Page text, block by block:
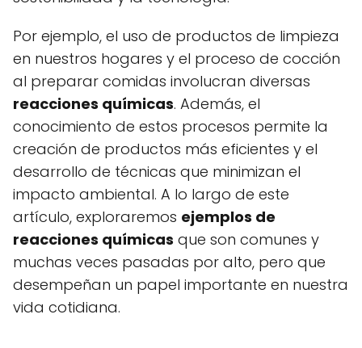
Por ejemplo, el uso de productos de limpieza
en nuestros hogares y el proceso de cocción
al preparar comidas involucran diversas
reacciones químicas. Además, el
conocimiento de estos procesos permite la
creación de productos más eficientes y el
desarrollo de técnicas que minimizan el
impacto ambiental. A lo largo de este
artículo, exploraremos ejemplos de
reacciones químicas que son comunes y
muchas veces pasadas por alto, pero que
desempeñan un papel importante en nuestra
vida cotidiana.